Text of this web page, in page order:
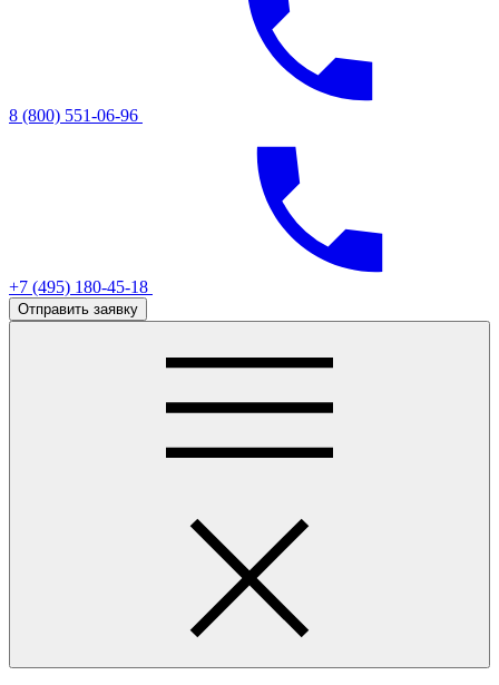
8 (800) 551-06-96
+7 (495) 180-45-18
Отправить заявку